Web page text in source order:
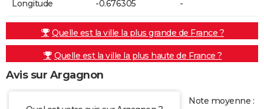
Longitude -0.676305 -
Quelle est la ville la plus grande de France ?
Quelle est la ville la plus haute de France ?
Avis sur Argagnon
Note moyenne :